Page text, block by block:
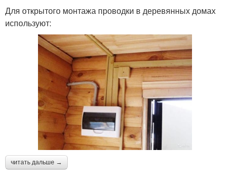
Для открытого монтажа проводки в деревянных домах
используют:
читать дальше →